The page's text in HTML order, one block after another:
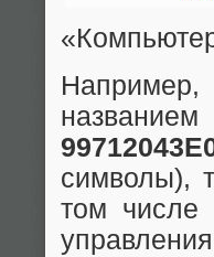
символы),
том